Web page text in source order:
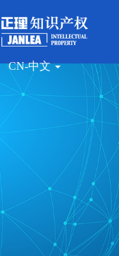
CN-中文